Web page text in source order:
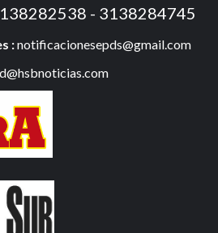
- 3138284745
:notificacionesepds@gmail.com